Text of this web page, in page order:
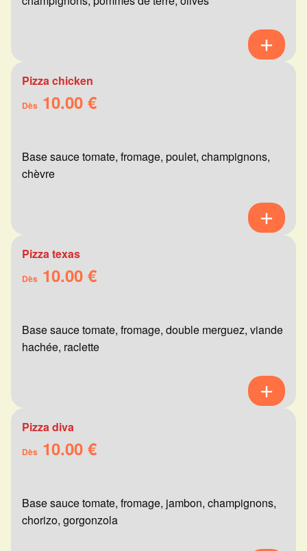
Pizza chicken
Dès 10.00 €
Base sauce tomate, fromage, poulet, champignons,
chèvre
Pizza texas
Dès 10.00 €
Base sauce tomate, fromage, double merguez, viande
hachée, raclette
Pizza diva
Dès 10.00 €
Base sauce tomate, fromage, jambon, champignons,
chorizo, gorgonzola